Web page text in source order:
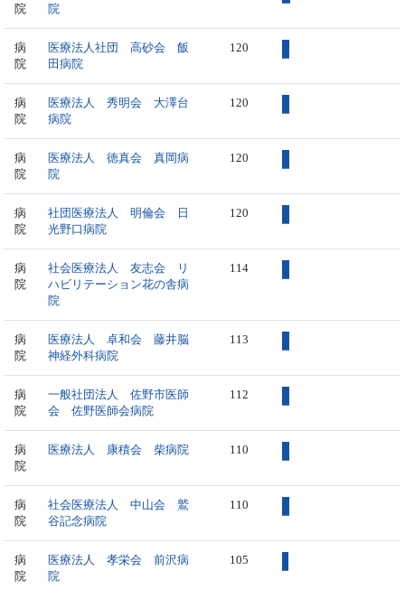
院
院
病
院
医療法人社団 高砂会 飯
田病院
120
病
院
医療法人 秀明会 大澤台
病院
120
病
院
医療法人 徳真会 真岡病
院
120
病
院
社団医療法人 明倫会 日
光野口病院
120
病
院
社会医療法人 友志会 リ
ハビリテーション花の舎病
院
114
病
院
医療法人 卓和会 藤井脳
神経外科病院
113
病
院
一般社団法人 佐野市医師
会 佐野医師会病院
112
病
院
医療法人 康積会 柴病院 110
病
院
社会医療法人 中山会 鷲
谷記念病院
110
病
院
医療法人 孝栄会 前沢病
院
105